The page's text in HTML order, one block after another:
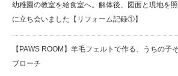
幼稚園の教室を給食室へ。解体後、図面と現地を
に立ち会いました【リフォーム記録①】
【PAWS ROOM】羊毛フェルトで作る、うちの子
ブローチ